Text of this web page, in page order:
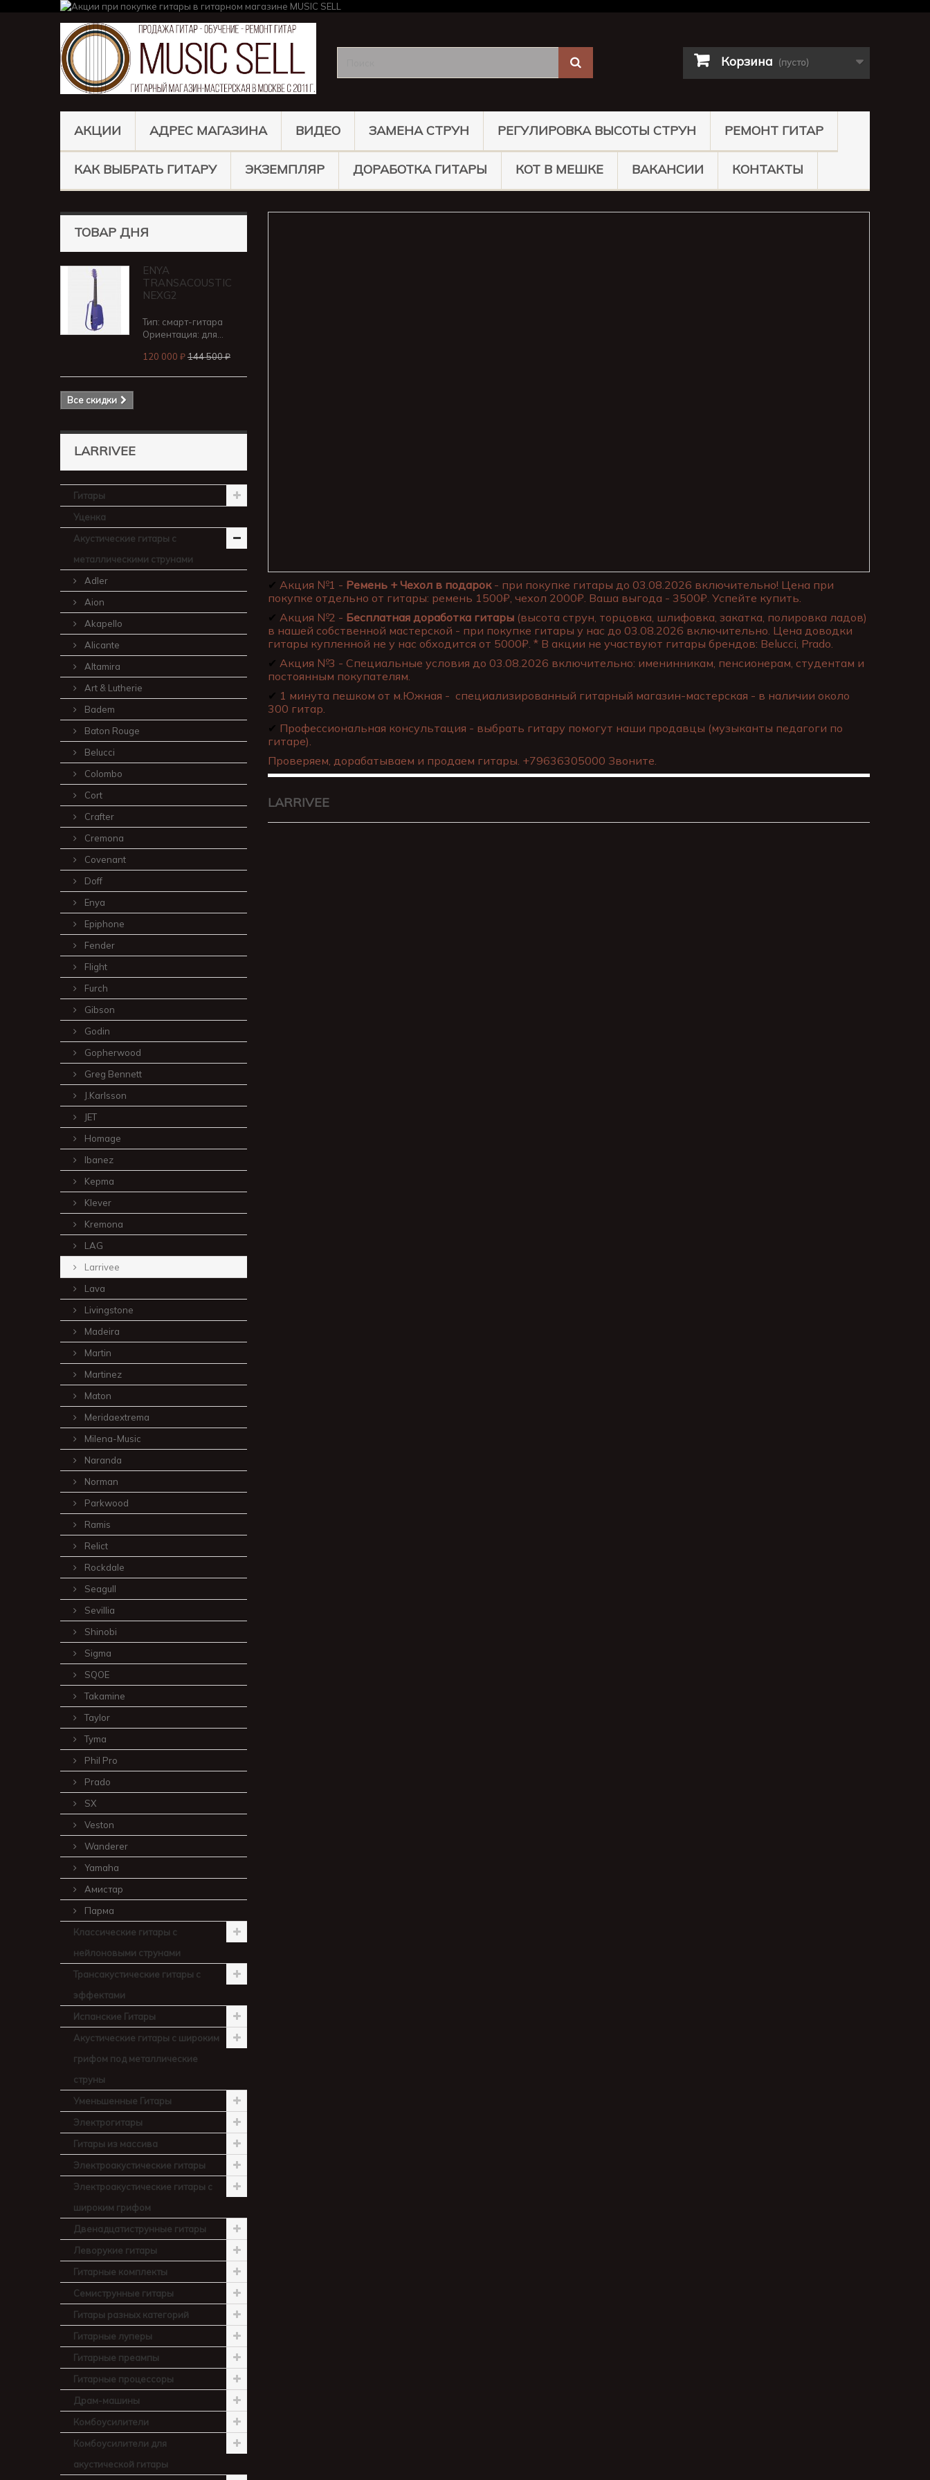
Корзина (пусто)
АКЦИИ АДРЕС МАГАЗИНА ВИДЕО ЗАМЕНА СТРУН РЕГУЛИРОВКА ВЫСОТЫ СТРУН РЕМОНТ ГИТАР
КАК ВЫБРАТЬ ГИТАРУ ЭКЗЕМПЛЯР ДОРАБОТКА ГИТАРЫ КОТ В МЕШКЕ ВАКАНСИИ КОНТАКТЫ
ТОВАР ДНЯ
ENYA
TRANSACOUSTIC
NEXG2
Тип: смарт-гитара
Ориентация: для...
120 000 ₽144 500 ₽
Все скидки
LARRIVEE
Гитары
Уценка
Акустические гитары с
металлическими струнами
Adler
Aion
Akapello
Alicante
Altamira
Art & Lutherie
Badem
Baton Rouge
Belucci
Colombo
Cort
Crafter
Cremona
Covenant
Doff
Enya
Epiphone
Fender
Flight
Furch
Gibson
Godin
Gopherwood
Greg Bennett
J.Karlsson
JET
Homage
Ibanez
Kepma
Klever
Kremona
LAG
Larrivee
Lava
Livingstone
Madeira
Martin
Martinez
Maton
Meridaextrema
Milena-Music
Naranda
Norman
Parkwood
Ramis
Relict
Rockdale
Seagull
Sevillia
Shinobi
Sigma
SQOE
Takamine
Taylor
Tyma
Phil Pro
Prado
SX
Veston
Wanderer
Yamaha
Амистар
Парма
Классические гитары с
нейлоновыми струнами
Трансакустические гитары с
эффектами
Испанские Гитары
Акустические гитары с широким
грифом под металлические
струны
Уменьшенные Гитары
Электрогитары
Гитары из массива
Электроакустические гитары
Электроакустические гитары с
широким грифом
Двенадцатиструнные гитары
Леворукие гитары
Гитарные комплекты
Семиструнные гитары
Гитары разных категорий
Гитарные луперы
Гитарные преампы
Гитарные процессоры
Драм-машины
Комбоусилители
Комбоусилители для
акустической гитары
✔ Акция №1 - Ремень + Чехол в подарок- при покупке гитары до 03.08.2026 включительно! Цена при
покупке отдельно от гитары: ремень 1500₽, чехол 2000₽. Ваша выгода - 3500₽. Успейте купить.
✔ Акция №2 - Бесплатная доработка гитары (высота струн, торцовка, шлифовка, закатка, полировка ладов)
в нашей собственной мастерской - при покупке гитары у нас до 03.08.2026 включительно. Цена доводки
гитары купленной не у нас обходится от 5000₽. * В акции не участвуют гитары брендов: Belucci, Prado.
✔ Акция №3 - Специальные условия до 03.08.2026 включительно: именинникам, пенсионерам, студентам и
постоянным покупателям.
✔ 1 минута пешком от м.Южная - специализированный гитарный магазин-мастерская - в наличии около
300 гитар.
✔ Профессиональная консультация - выбрать гитару помогут наши продавцы (музыканты педагоги по
гитаре).
Проверяем, дорабатываем и продаем гитары. +79636305000 Звоните.
LARRIVEE